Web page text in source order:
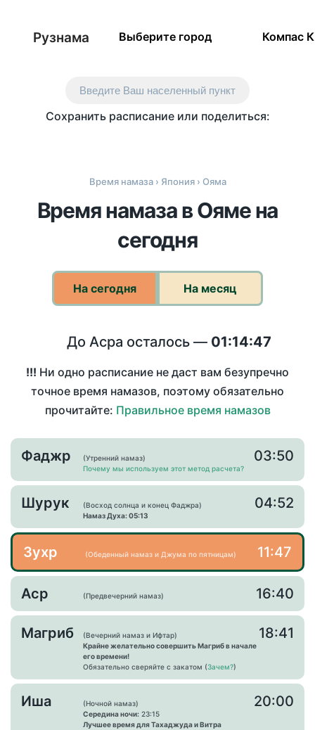
Рузнама Выберите город Компас
Введите Ваш населенный пункт
Сохранить расписание или поделиться:
Время намаза› Япония› Ояма
Время намаза в Ояме на
сегодня
На сегодня На месяц
До Асра осталось — 01:14:47
!!! Ни одно расписание не даст вам безупречно
точное время намазов, поэтому обязательно
прочитайте: Правильное время намазов
Фаджр
(Утренний намаз)
Почему мы используем этот метод расчета?
03:50
Шурук
(Восход солнца и конец Фаджра)
Намаз Духа: 05:13
04:52
Зухр (Обеденный намаз и Джума по пятницам) 11:47
Аср (Предвечерний намаз) 16:40
Магриб
(Вечерний намаз и Ифтар)
Крайне желательно совершить Магриб в начале
его времени!
Обязательно сверяйте с закатом (Зачем?)
18:41
Иша
(Ночной намаз)
Середина ночи: 23:15
Лучшее время для Тахаджуда и Витра
20:00